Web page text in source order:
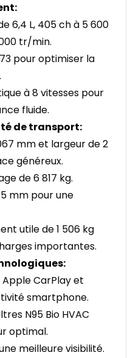
6,4 L, 405 ch à 5 600
tr/min.
pour optimiser la
à 8 vitesses pour
fluide.
de transport:
mm et largeur de 2
généreux.
de 6 817 kg.
mm pour une
utile de 1 506 kg
importantes.
CarPlay et
smartphone.
N95 Bio HVAC
optimal.
meilleure visibilité.